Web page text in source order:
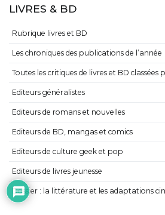
LIVRES & BD
Rubrique livres et BD
Les chroniques des publications de l’année
Toutes les critiques de livres et BD classées
Editeurs généralistes
Editeurs de romans et nouvelles
Editeurs de BD, mangas et comics
Editeurs de culture geek et pop
Editeurs de livres jeunesse
Dossier : la littérature et les adaptations